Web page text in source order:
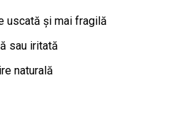
uscată și mai fragilă
sau iritată
naturală